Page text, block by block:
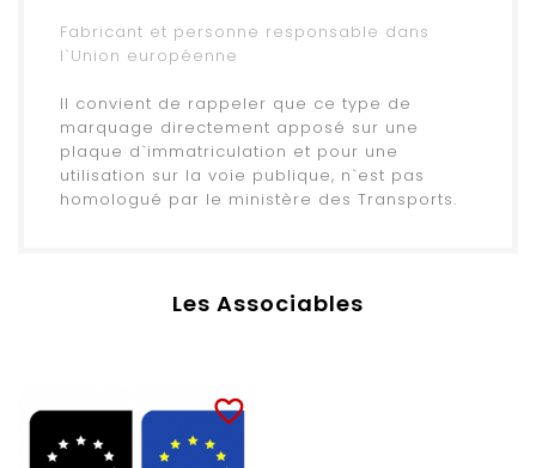
Fabricant et personne responsable dans
l`Union européenne
Il convient de rappeler que ce type de
marquage directement apposé sur une
plaque d`immatriculation et pour une
utilisation sur la voie publique, n`est pas
homologué par le ministère des Transports.
Les Associables
favorite_border